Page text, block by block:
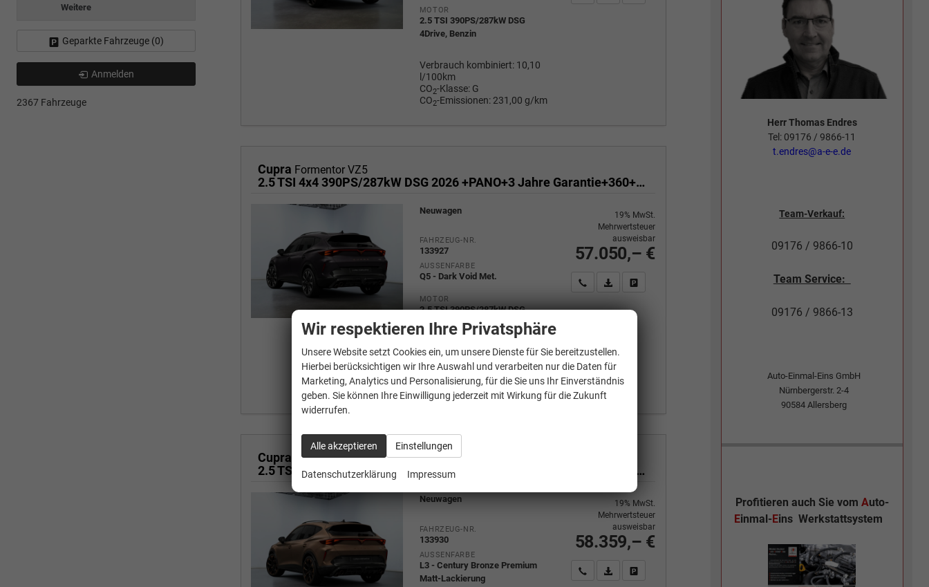
MOTOR
2.5 TSI 390PS/287kW DSG
4Drive, Benzin
Verbrauch kombiniert: 10,10
l/100km
CO2-Klasse: G
CO2-Emissionen: 231,00 g/km
Cupra Formentor VZ5
2.5 TSI 4x4 390PS/287kW DSG 2026 +PANO+3 Jahre Garantie+360+MATRIX
Neuwagen
FAHRZEUG-NR.
133927
AUSSENFARBE
Q5 - Dark Void Met.
MOTOR
2.5 TSI 390PS/287kW DSG
4Drive, Benzin
Verbrauch kombiniert:10,10
l/100km
CO2-Klasse: G
CO 2 -Emissionen: 231,00 g/km
57.050,– €
19% MwSt.
Mehrwertsteuer
ausweisbar
Wir rufen Sie anPDF-Fahrzeugexposé drucken
Fahrzeug drucken, parken oder vergleichen
Cupra Formentor VZ5
2.5 TSI 4x4 390PS/287kW DSG 2026 +PANO+3 Jahre Garantie+360+MATRIX
Neuwagen
FAHRZEUG-NR.
133930
AUSSENFARBE
L3 - Century Bronze Premium
Matt-Lackierung
58.359,– €
19% MwSt.
Mehrwertsteuer
ausweisbar
Wir rufen Sie anPDF-Fahrzeugexposé drucken
Fahrzeug drucken, parken oder vergleichen
Weitere
Geparkte Fahrzeuge (0)
Anmelden
2367 Fahrzeuge
Herr Thomas Endres
Tel: 09176 / 9866-11
t.endres@a-e-e.de
Team-Verkauf:
09176 / 9866-10
Team Service:
09176 / 9866-13
Auto-Einmal-Eins GmbH
Nürnbergerstr. 2-4
90584 Allersberg
Profitieren auch Sie vom Auto-
Einmal- Eins Werkstattsystem
Wir respektieren Ihre Privatsphäre
Unsere Website setzt Cookies ein, um unsere Dienste für Sie bereitzustellen.
Hierbei berücksichtigen wir Ihre Auswahl und verarbeiten nur die Daten für
Marketing, Analytics und Personalisierung, für die Sie uns Ihr Einverständnis
geben. Sie können Ihre Einwilligung jederzeit mit Wirkung für die Zukunft
widerrufen.
Alle akzeptieren Einstellungen
Datenschutzerklärung Impressum